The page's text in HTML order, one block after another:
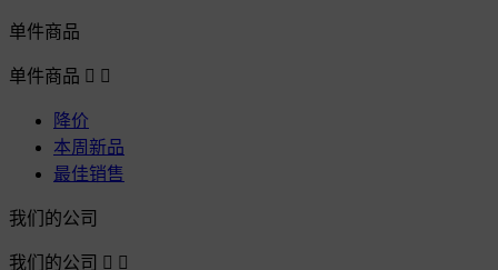
单件商品
单件商品  
降价
本周新品
最佳销售
我们的公司
我们的公司  